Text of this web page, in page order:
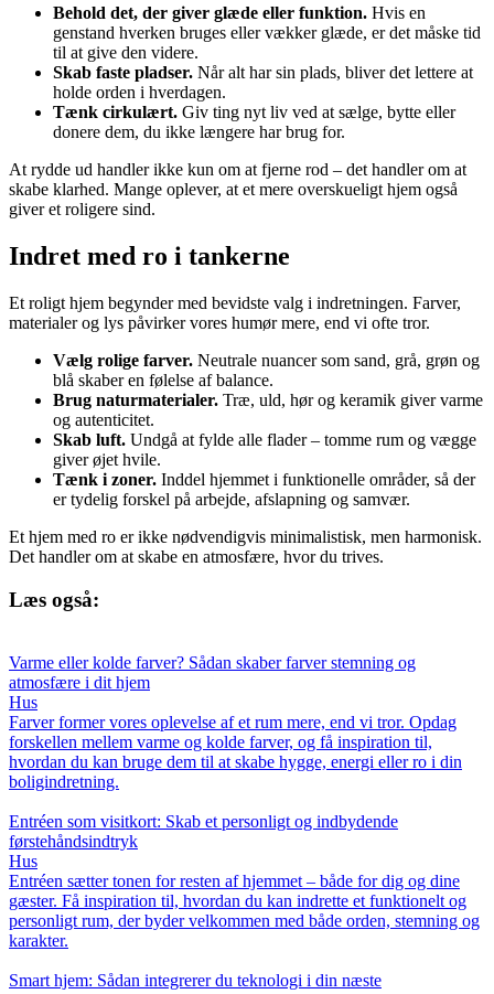
Behold det, der giver glæde eller funktion. Hvis en
genstand hverken bruges eller vækker glæde, er det måske tid
til at give den videre.
Skab faste pladser. Når alt har sin plads, bliver det lettere at
holde orden i hverdagen.
Tænk cirkulært. Giv ting nyt liv ved at sælge, bytte eller
donere dem, du ikke længere har brug for.
At rydde ud handler ikke kun om at fjerne rod – det handler om at
skabe klarhed. Mange oplever, at et mere overskueligt hjem også
giver et roligere sind.
Indret med ro i tankerne
Et roligt hjem begynder med bevidste valg i indretningen. Farver,
materialer og lys påvirker vores humør mere, end vi ofte tror.
Vælg rolige farver. Neutrale nuancer som sand, grå, grøn og
blå skaber en følelse af balance.
Brug naturmaterialer. Træ, uld, hør og keramik giver varme
og autenticitet.
Skab luft. Undgå at fylde alle flader – tomme rum og vægge
giver øjet hvile.
Tænk i zoner. Inddel hjemmet i funktionelle områder, så der
er tydelig forskel på arbejde, afslapning og samvær.
Et hjem med ro er ikke nødvendigvis minimalistisk, men harmonisk.
Det handler om at skabe en atmosfære, hvor du trives.
Læs også:
Varme eller kolde farver? Sådan skaber farver stemning og
atmosfære i dit hjem
Hus
Farver former vores oplevelse af et rum mere, end vi tror. Opdag
forskellen mellem varme og kolde farver, og få inspiration til,
hvordan du kan bruge dem til at skabe hygge, energi eller ro i din
boligindretning.
Entréen som visitkort: Skab et personligt og indbydende
førstehåndsindtryk
Hus
Entréen sætter tonen for resten af hjemmet – både for dig og dine
gæster. Få inspiration til, hvordan du kan indrette et funktionelt og
personligt rum, der byder velkommen med både orden, stemning og
karakter.
Smart hjem: Sådan integrerer du teknologi i din næste